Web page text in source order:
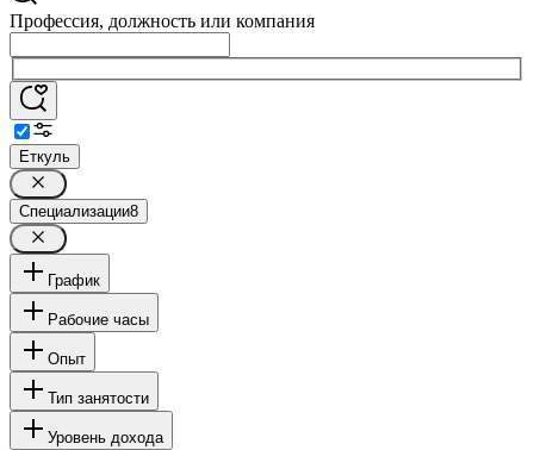
Профессия, должность или компания
Еткуль
Специализации8
График
Рабочие часы
Опыт
Тип занятости
Уровень дохода